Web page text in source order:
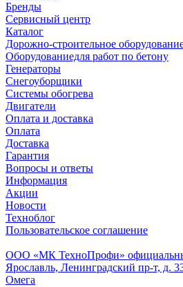
Бренды
Сервисный центр
Каталог
Дорожно-строительное
Оборудованиедля работ по бетону
Генераторы
Снегоуборщики
Системы обогрева
Двигатели
Оплата и доставка
Оплата
Доставка
Гарантия
Вопросы и ответы
Информация
Акции
Новости
Техноблог
Пользовательское соглашение
ООО «МК ТехноПрофи»
Ярославль, Ленинградский пр-т, д.
Омега